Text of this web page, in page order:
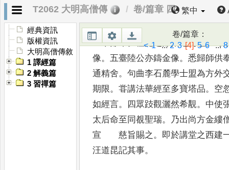
T2062 大明高僧傳 卷/篇章 四 繁中
經典資訊
版權資訊
大明高僧傳敘
1 譯經篇
2 解義篇
3 習禪篇
卷/篇章：
< 1...2 3 [4] 5 6...8
富內外。諸方每以龍象推之 。 久之
主攝山棲霞。
三十餘年。檀施之餘拓地為廬。
時
像 。 五臺陸公亦鑄金像 。悉歸師供
通精舍。句曲李石麓學士盟為方外
期限 。甞講法華經至多寶塔品。 空
如經言。 四眾跂觀灑然希覯。 中使
太后命至同覩聖瑞。
乃出尚方金縷
宣 慈旨賜之 。
即於講堂之西建
汪道昆記其事。